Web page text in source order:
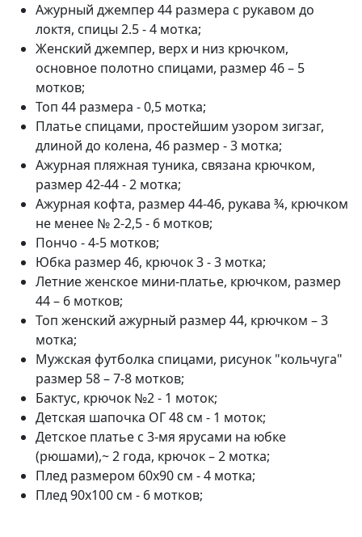
Ажурный джемпер 44 размера с рукавом до
локтя, спицы 2.5 - 4 мотка;
Женский джемпер, верх и низ крючком,
основное полотно спицами, размер 46 – 5
мотков;
Топ 44 размера - 0,5 мотка;
Платье спицами, простейшим узором зигзаг,
длиной до колена, 46 размер - 3 мотка;
Ажурная пляжная туника, связана крючком,
размер 42-44 - 2 мотка;
Ажурная кофта, размер 44-46, рукава ¾, крючком
не менее № 2-2,5 - 6 мотков;
Пончо - 4-5 мотков;
Юбка размер 46, крючок 3 - 3 мотка;
Летние женское мини-платье, крючком, размер
44 – 6 мотков;
Топ женский ажурный размер 44, крючком – 3
мотка;
Мужская футболка спицами, рисунок "кольчуга"
размер 58 – 7-8 мотков;
Бактус, крючок №2 - 1 моток;
Детская шапочка ОГ 48 см - 1 моток;
Детское платье с 3-мя ярусами на юбке
(рюшами),~ 2 года, крючок – 2 мотка;
Плед размером 60х90 см - 4 мотка;
Плед 90х100 см - 6 мотков;